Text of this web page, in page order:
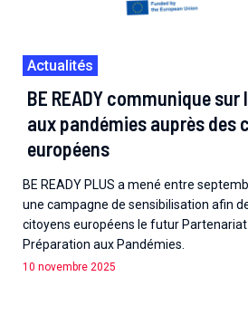
Actualités
BE READY communique
aux pandémies auprès des
européens
BE READY PLUS a mené entre
une campagne de sensibilisation afin
citoyens européens le futur
Préparation aux Pandémies.
10 novembre 2025